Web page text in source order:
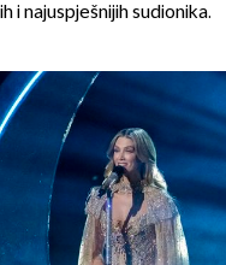
i najuspješnijih sudionika.